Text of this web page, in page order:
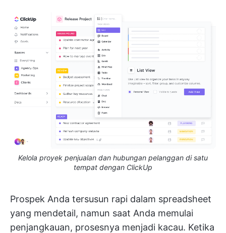
Kelola proyek penjualan dan hubungan pelanggan di satu
tempat dengan ClickUp
Prospek Anda tersusun rapi dalam spreadsheet
yang mendetail, namun saat Anda memulai
penjangkauan, prosesnya menjadi kacau. Ketika